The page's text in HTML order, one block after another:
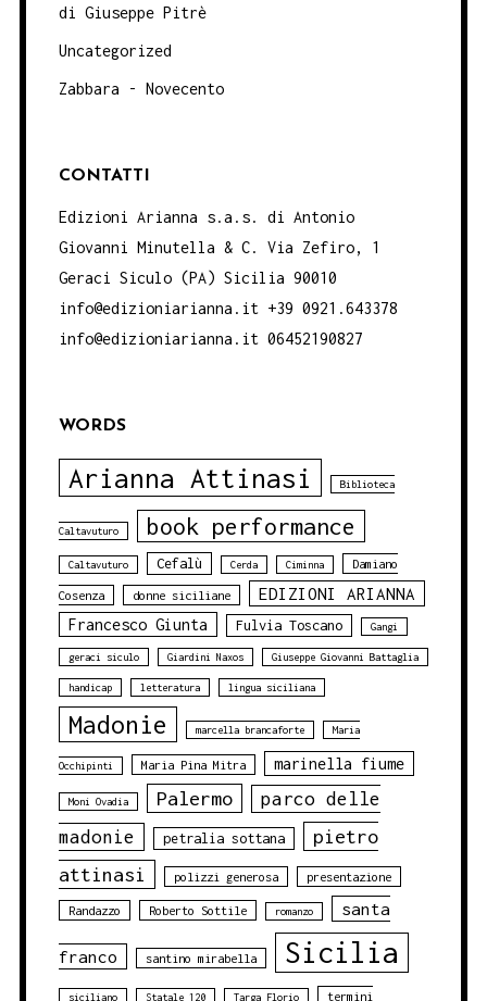
di Giuseppe Pitrè
Uncategorized
Zabbara - Novecento
CONTATTI
Edizioni Arianna s.a.s. di Antonio
Giovanni Minutella & C. Via Zefiro, 1
Geraci Siculo (PA) Sicilia 90010
info@edizioniarianna.it +39 0921.643378
info@edizioniarianna.it 06452190827
WORDS
Arianna Attinasi Biblioteca
Caltavuturo book performance
Caltavuturo Cefalù Cerda Ciminna Damiano
Cosenza donne siciliane EDIZIONI ARIANNA
Francesco Giunta Fulvia Toscano Gangi
geraci siculo Giardini Naxos Giuseppe Giovanni Battaglia
handicap letteratura lingua siciliana
Madonie marcella brancaforte Maria
Occhipinti Maria Pina Mitra marinella fiume
Moni Ovadia Palermo
parco delle
madonie
petralia sottana
pietro
attinasi
polizzi generosa presentazione
Randazzo Roberto Sottile romanzo santa
franco santino mirabella Sicilia
siciliano Statale 120 Targa Florio termini